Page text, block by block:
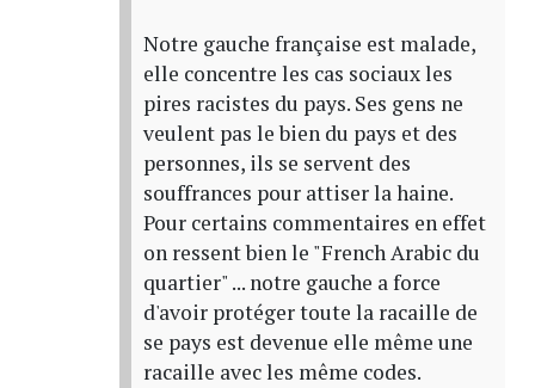
Notre gauche française est malade,
elle concentre les cas sociaux les
pires racistes du pays. Ses gens ne
veulent pas le bien du pays et des
personnes, ils se servent des
souffrances pour attiser la haine.
Pour certains commentaires en effet
on ressent bien le "French Arabic du
quartier" ... notre gauche a force
d'avoir protéger toute la racaille de
se pays est devenue elle même une
racaille avec les même codes.